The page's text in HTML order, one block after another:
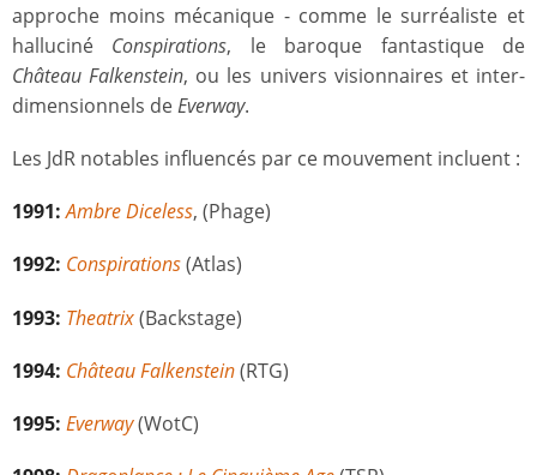
approche moins mécanique - comme le surréaliste et
halluciné Conspirations, le baroque fantastique de
Château Falkenstein, ou les univers visionnaires et inter-
dimensionnels deEverway.
Les JdR notables influencés par ce mouvement incluent :
1991: Ambre Diceless, (Phage)
1992: Conspirations(Atlas)
1993: Theatrix(Backstage)
1994: Château Falkenstein(RTG)
1995: Everway(WotC)